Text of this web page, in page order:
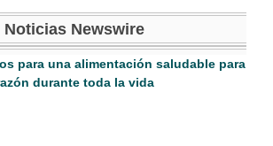
Noticias Newswire
para una alimentación saludable para
durante toda la vida